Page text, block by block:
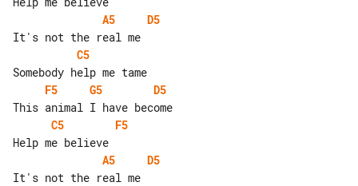
A5
D5
C5
F5
G5
D5
C5
F5
A5
D5